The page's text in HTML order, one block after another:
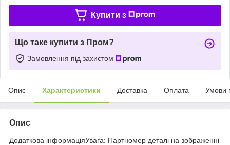
Купити з
Що таке купити з Пром?
Замовлення під захистом
Опис Характеристики Доставка Оплата Умови
Опис
Додаткова інформаціяУвага: Партномер деталі на зображенні